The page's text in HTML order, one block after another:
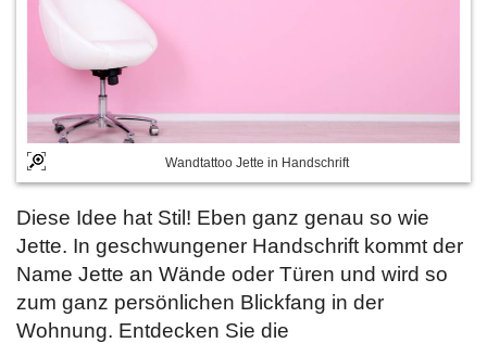
Wandtattoo Jette in Handschrift
Diese Idee hat Stil! Eben ganz genau so wie
Jette. In geschwungener Handschrift kommt der
Name Jette an Wände oder Türen und wird so
zum ganz persönlichen Blickfang in der
Wohnung. Entdecken Sie die